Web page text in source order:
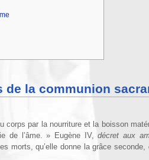
de la communion
corps par la nourriture et la boisson
de l’âme. » Eugène IV,décret aux
morts, qu’elle donne la grâce